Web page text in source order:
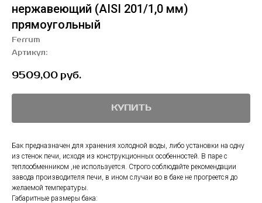
нержавеющий (AISI 201/1,0 мм)
прямоугольный
Ferrum
Артикул:
9509,00 руб.
КУПИТЬ
Бак предназначен для хранения холодной воды, либо установки на одну
из стенок печи, исходя из конструкционных особенностей. В паре с
теплообменником ,не используется. Строго соблюдайте рекомендации
завода производителя печи, в ином случаи во в баке не прогреется до
желаемой температуры.
Габаритные размеры бака: